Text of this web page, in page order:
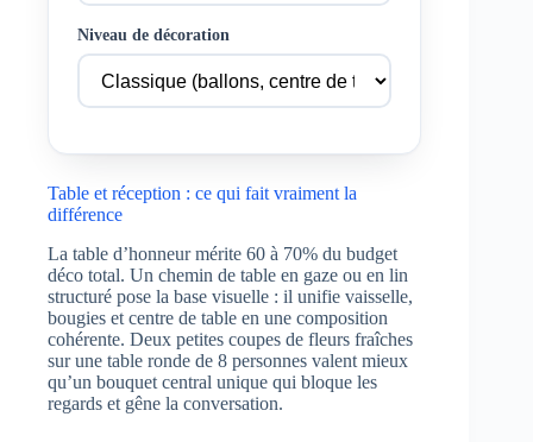
Niveau de décoration
Table et réception : ce qui fait vraiment la
différence
La table d’honneur mérite 60 à 70% du budget
déco total. Un chemin de table en gaze ou en lin
structuré pose la base visuelle : il unifie vaisselle,
bougies et centre de table en une composition
cohérente. Deux petites coupes de fleurs fraîches
sur une table ronde de 8 personnes valent mieux
qu’un bouquet central unique qui bloque les
regards et gêne la conversation.